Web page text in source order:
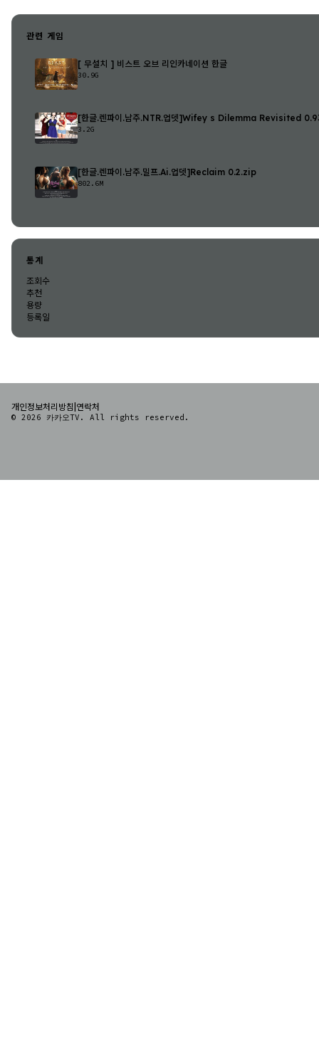
관련 게임
[ 무설치 ] 비스트 오브 리인카네이션 한글
30.9G
[한글.렌파이.남주.NTR.업뎃]Wifey s Dilemma Revisited
3.2G
[한글.렌파이.남주.밀프.Ai.업뎃]Reclaim 0.2.zip
802.6M
통계
조회수
추천
용량
등록일
개인정보처리방침 연락처
© 2026 카카오TV. All rights reserved.